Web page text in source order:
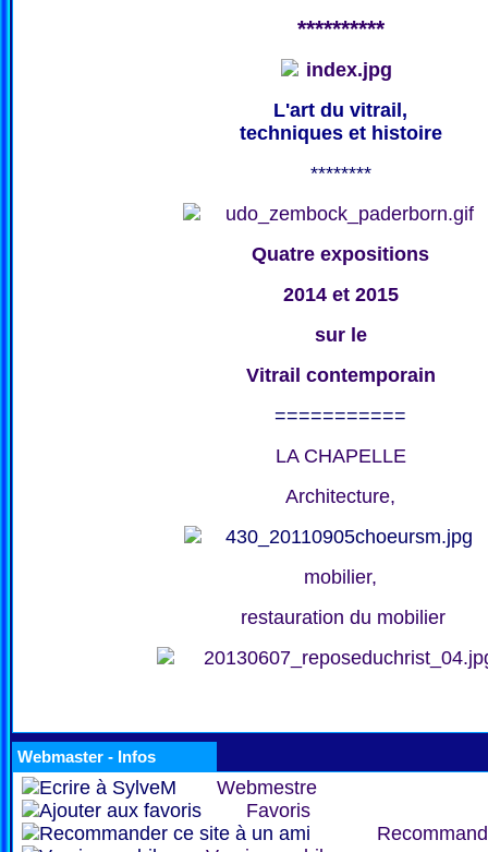
**********
L'art du vitrail,
techniques et histoire
********
Quatre expositions
2014 et 2015
sur le
Vitrail contemporain
===========
LA CHAPELLE
Architecture,
mobilier,
restauration du mobilier
Webmaster - Infos
Webmestre
Favoris